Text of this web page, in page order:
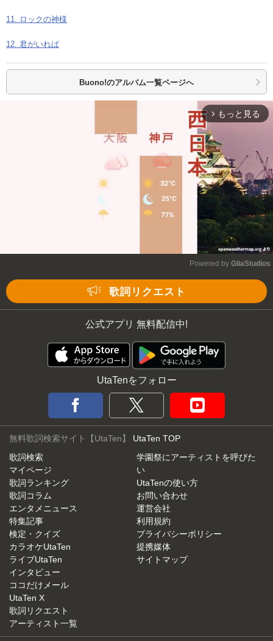
11. ロックの神様
12. 君がいれば
Buono!のアルバム一覧ページへ
arrow_forward_ios もっと見る
Powered by GliaStudios
歌詞リクエスト
公式アプリ 無料配信中!
UtaTenをフォロー
無料歌詞検索サイト【UtaTen】 UtaTen TOP
歌詞検索
マイページ
歌詞ランキング
歌詞コラム
エンタメニュース
特集記事
検定・クイズ
カラオケUtaTen
ライブUtaTen
インタビュー
ココだけメール
UtaTen X
歌詞リクエスト
アーティスト一覧
学園祭にアーティストを呼びた
い
UtaTenの使い方
お問い合わせ
運営会社
利用規約
プライバシーポリシー
提携媒体
サイトマップ